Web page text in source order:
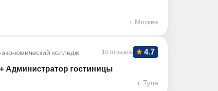
г. Москва
колледж 10 отзывов 4.7
Администратор гостиницы
г. Тула